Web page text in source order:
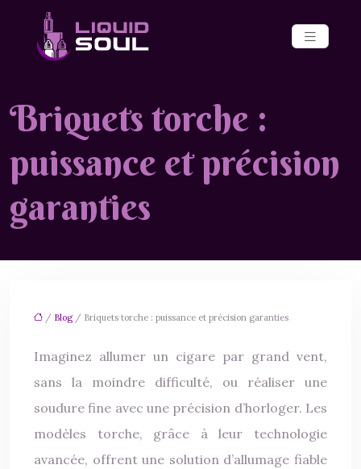
Briquets torche :
puissance et précision
garanties
/ Blog/ Briquets torche : puissance et précision garanties
Imaginez allumer un cigare par grand vent,
sans la moindre difficulté, ou réaliser une
soudure fine avec une précision d’horloger. Les
modèles torche, grâce à leur technologie
avancée, offrent une solution d’allumage fiable